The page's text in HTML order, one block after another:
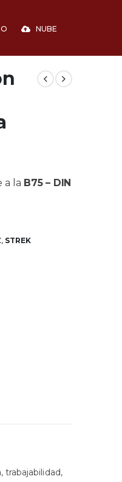
NUBE
a la B75 – DIN
, STREK
trabajabilidad,